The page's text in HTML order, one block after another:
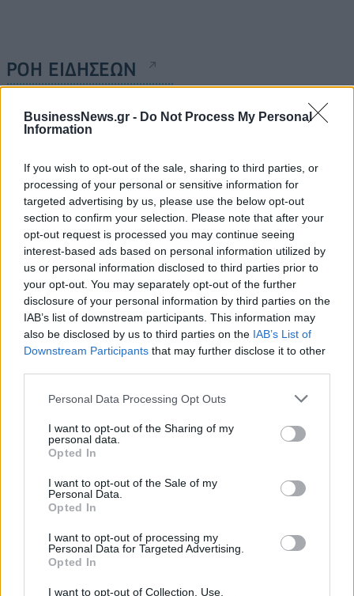
BusinessNews.gr - Do Not Process My Personal
Information
If you wish to opt-out of the sale, sharing to third parties, or
processing of your personal or sensitive information for
targeted advertising by us, please use the below opt-out
section to confirm your selection. Please note that after your
opt-out request is processed you may continue seeing
interest-based ads based on personal information utilized by
us or personal information disclosed to third parties prior to
your opt-out. You may separately opt-out of the further
disclosure of your personal information by third parties on the
IAB’s list of downstream participants. This information may
also be disclosed by us to third parties on the IAB’s List of
Downstream Participants that may further disclose it to other
Personal Data Processing Opt Outs
I want to opt-out of the Sharing of my
personal data.
Opted In
I want to opt-out of the Sale of my
Personal Data.
Opted In
I want to opt-out of processing my
Personal Data for Targeted Advertising.
Opted In
I want to opt-out of Collection, Use,
ΡΟΗ ΕΙΔΗΣΕΩΝ
Αλ. Τσίπρας: Στις 2 Σεπτεμβρίου η παρουσίαση του
οικονομικού προγράμματος της ΕΛ.Α.Σ. στη
09/08/2026 - 10:03 ΠΟΛΙΤΙΚΗ
Κορυφώνεται η έξοδος του Αυγούστου – Πάνω από
56.000 επιβάτες αναχωρούν σήμερα από τα
λιμάνια της Αττικής
08/08/2026 - 14:30 ΕΛΛΑΔΑ
Δυτική Αττική: Η επόμενη ημέρα μετά τις πυρκαγιές
– Τα έργα Antinero και η «μάχη» πριν από τις
βροχές
08/08/2026 - 14:08 ΕΛΛΑΔΑ
Ειδικό Χωροταξικό για τον Τουρισμό: Οι νέοι
κανόνες για επενδύσεις, νησιά και προορισμούς υπό
08/08/2026 - 13:21 ΤΟΥΡΙΣΜΟΣ
Υπουργείο Εργασίας: Ο “χάρτης” των πληρωμών
από τον e-ΕΦΚΑ και τη ΔΥΠΑ έως τις 14 Αυγούστου
08/08/2026 - 12:58 ΟΙΚΟΝΟΜΙΑ
Οι Hamilton Reserve Bank και SEE Capital
Hamilton Ltd. συνάπτουν συμφωνία υπηρεσιών
μάρκετινγκ
08/08/2026 - 13:44 ΕΠΙΧΕΙΡΗΣΕΙΣ